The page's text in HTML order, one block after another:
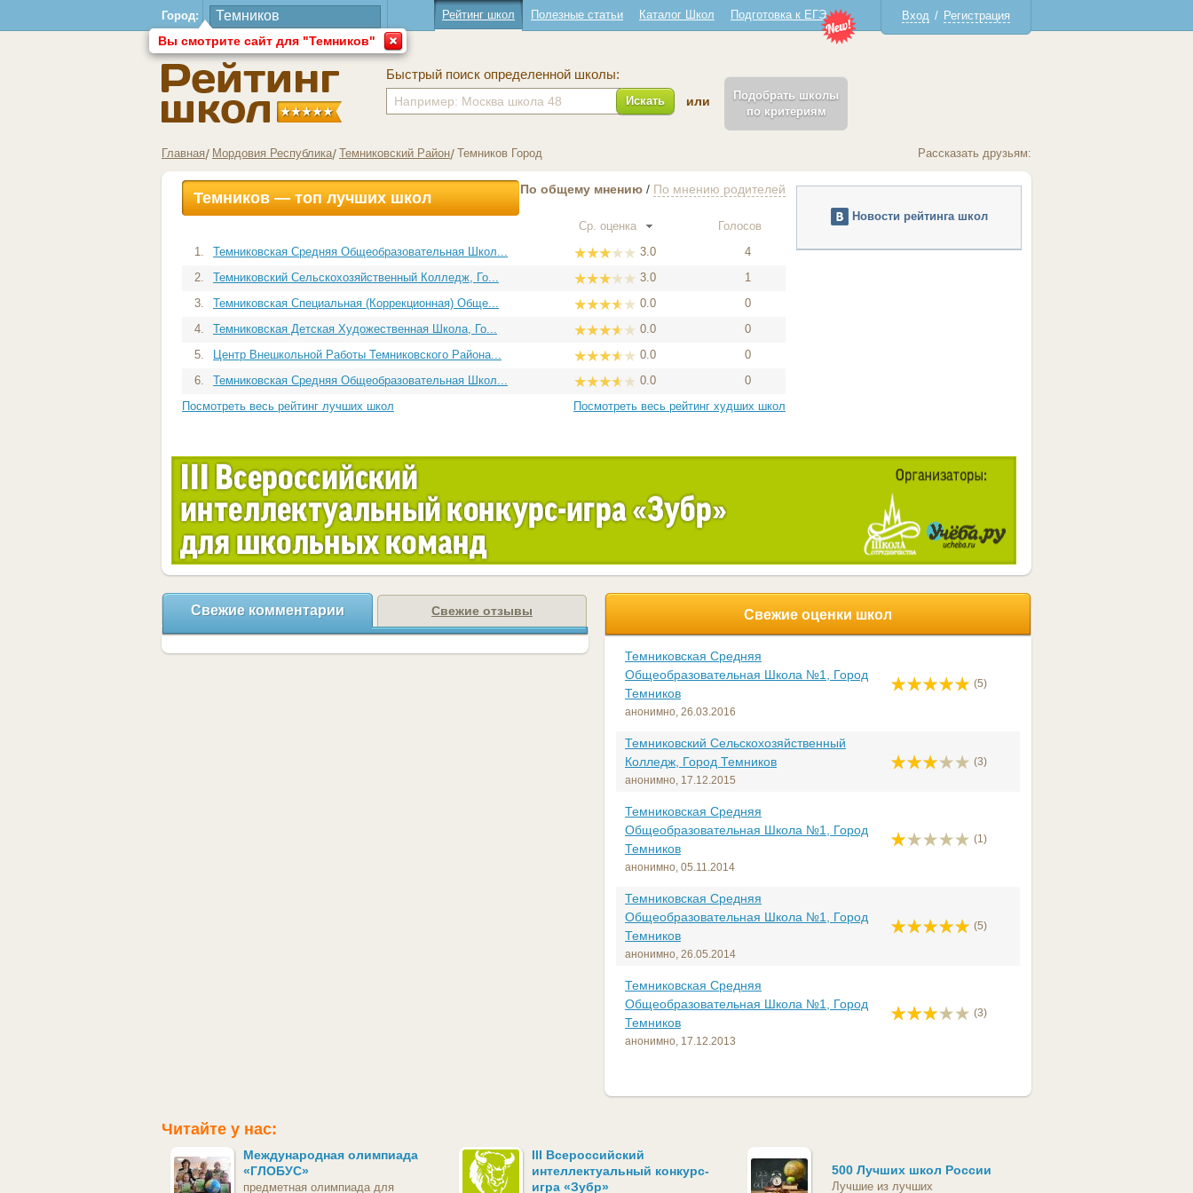
Город:
Вы смотрите сайт для "Темников"
Вход / Регистрация
Рейтинг школ Полезные статьи Каталог Школ Подготовка к ЕГЭ
Быстрый поиск определенной школы:
Искать или
Подобрать школы
по критериям
Главная Мордовия Республика Темниковский Район Темников Город Рассказать друзьям:
Темников — топ лучших школ По общему мнению / По мнению родителей
Ср. оценка
Голосов
1.
Темниковская Средняя Общеобразовательная Школ... 3.0
4
2.
Темниковский Сельскохозяйственный Колледж, Го... 3.0
1
3.
Темниковская Специальная (Коррекционная) Обще... 0.0
0
4.
Темниковская Детская Художественная Школа, Го... 0.0
0
5.
Центр Внешкольной Работы Темниковского Района... 0.0
0
6.
Темниковская Средняя Общеобразовательная Школ... 0.0
0
Посмотреть весь рейтинг лучших школ
Посмотреть весь рейтинг худших школ
Новости рейтинга школ
Свежие комментарии Свежие отзывы Свежие оценки школ
Темниковская Средняя
Общеобразовательная Школа №1, Город
Темников
анонимно, 26.03.2016
(5)
Темниковский Сельскохозяйственный
Колледж, Город Темников
анонимно, 17.12.2015
(3)
Темниковская Средняя
Общеобразовательная Школа №1, Город
Темников
анонимно, 05.11.2014
(1)
Темниковская Средняя
Общеобразовательная Школа №1, Город
Темников
анонимно, 26.05.2014
(5)
Темниковская Средняя
Общеобразовательная Школа №1, Город
Темников
анонимно, 17.12.2013
(3)
Читайте у нас:
Международная олимпиада
«ГЛОБУС»
предметная олимпиада для
III Всероссийский
интеллектуальный конкурс-
игра «Зубр»
500 Лучших школ России
Лучшие из лучших